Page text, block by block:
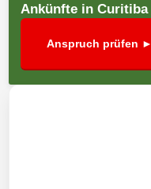
Ankünfte in Curitiba
Anspruch prüfen ►